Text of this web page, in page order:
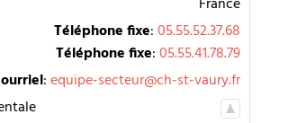
Téléphone fixe:05.55.52.37.68
Téléphone fixe:05.55.41.78.79
:equipe-secteur@ch-st-vaury.fr